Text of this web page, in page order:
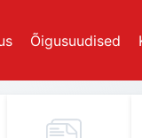
Õigusuudised